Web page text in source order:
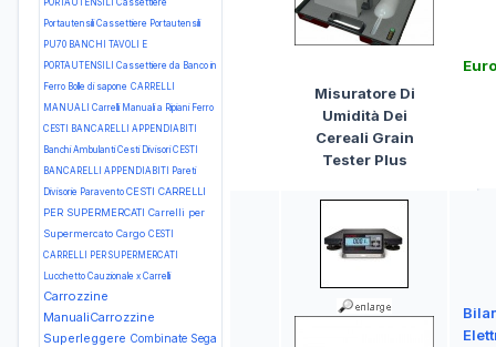
PORTAUTENSILI Cassettiere
Portautensili Cassettiere Portautensili
PU70 BANCHI TAVOLI E
PORTAUTENSILI Cassettiere da Banco in
Ferro Bolle di sapone CARRELLI
MANUALI Carrelli Manuali a Ripiani Ferro
CESTI BANCARELLI APPENDIABITI
Banchi Ambulanti Cesti DivisoriCESTI
BANCARELLI APPENDIABITI Pareti
Divisorie Paravento CESTI CARRELLI
PER SUPERMERCATI Carrelli per
Supermercato Cargo CESTI
CARRELLI PER SUPERMERCATI
Lucchetto Cauzionale x Carrelli
Carrozzine
ManualiCarrozzine
Superleggere Combinate Sega
Misuratore Di
Umidità Dei
Cereali Grain
Tester Plus